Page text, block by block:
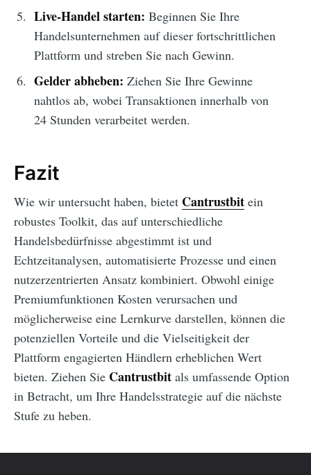
Live-Handel starten: Beginnen Sie Ihre
Handelsunternehmen auf dieser fortschrittlichen
Plattform und streben Sie nach Gewinn.
Gelder abheben: Ziehen Sie Ihre Gewinne
nahtlos ab, wobei Transaktionen innerhalb von
24 Stunden verarbeitet werden.
Fazit
Wie wir untersucht haben, bietet Cantrustbit ein
robustes Toolkit, das auf unterschiedliche
Handelsbedürfnisse abgestimmt ist und
Echtzeitanalysen, automatisierte Prozesse und einen
nutzerzentrierten Ansatz kombiniert. Obwohl einige
Premiumfunktionen Kosten verursachen und
möglicherweise eine Lernkurve darstellen, können die
potenziellen Vorteile und die Vielseitigkeit der
Plattform engagierten Händlern erheblichen Wert
bieten. Ziehen Sie Cantrustbit als umfassende Option
in Betracht, um Ihre Handelsstrategie auf die nächste
Stufe zu heben.